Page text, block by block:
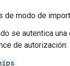
de modo de
se autentica una
de autorización: